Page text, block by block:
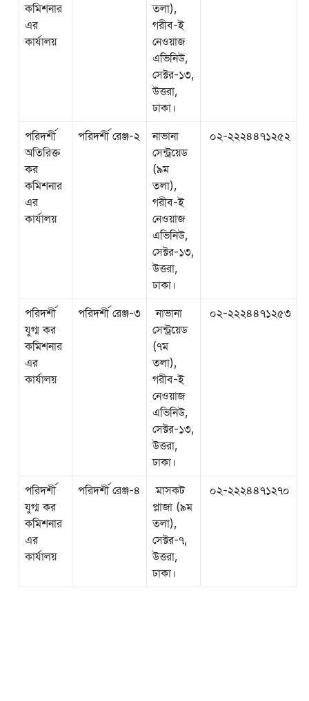
কমিশনার
এর
কার্যালয়
তলা),
গরীব-ই
নেওয়াজ
এভিনিউ,
সেক্টর-১৩,
উত্তরা,
ঢাকা।
পরিদর্শী
অতিরিক্ত
কর
কমিশনার
এর
কার্যালয়
পরিদর্শী রেঞ্জ-২
নাভানা
সেন্ট্রয়েড
(৯ম
তলা),
গরীব-ই
নেওয়াজ
এভিনিউ,
সেক্টর-১৩,
উত্তরা,
ঢাকা।
০২-২২২৪৪৭১২৫২
পরিদর্শী
যুগ্ম কর
কমিশনার
এর
কার্যালয়
পরিদর্শী রেঞ্জ-৩
নাভানা
সেন্ট্রয়েড
(৭ম
তলা),
গরীব-ই
নেওয়াজ
এভিনিউ,
সেক্টর-১৩,
উত্তরা,
ঢাকা।
০২-২২২৪৪৭১২৫৩
পরিদর্শী
যুগ্ম কর
কমিশনার
এর
কার্যালয়
পরিদর্শী রেঞ্জ-৪
মাসকট
প্লাজা (৯ম
তলা),
সেক্টর-৭,
উত্তরা,
ঢাকা।
০২-২২২৪৪৭১২৭০